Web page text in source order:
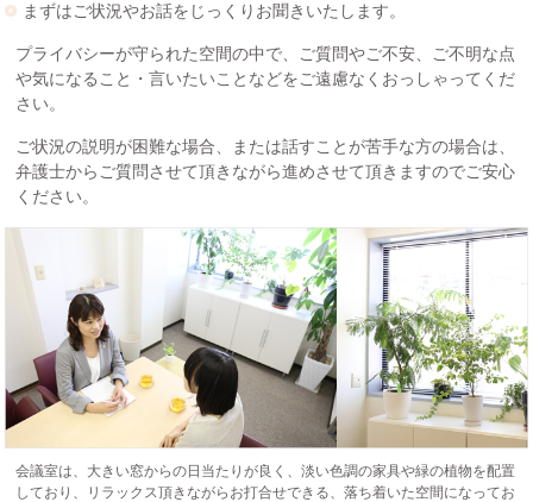
まずはご状況やお話をじっくりお聞きいたします。
プライバシーが守られた空間の中で、ご質問やご不安、ご不明な点
や気になること・言いたいことなどをご遠慮なくおっしゃってくだ
さい。
ご状況の説明が困難な場合、または話すことが苦手な方の場合は、
弁護士からご質問させて頂きながら進めさせて頂きますのでご安心
ください。
会議室は、大きい窓からの日当たりが良く、淡い色調の家具や緑の植物を配置
しており、リラックス頂きながらお打合せできる、落ち着いた空間になってお